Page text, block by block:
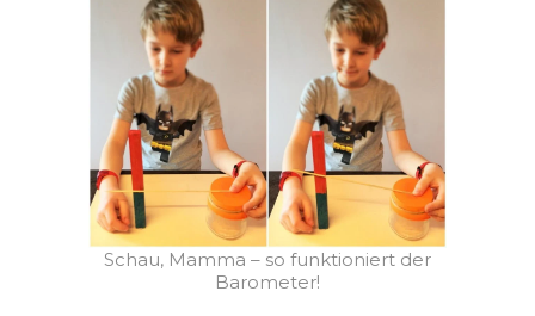
Schau, Mamma – so funktioniert der
Barometer!